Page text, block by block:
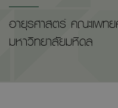
อายุรศาสตร์ คณะแพท
มหาวิทยาลัยมหิดล